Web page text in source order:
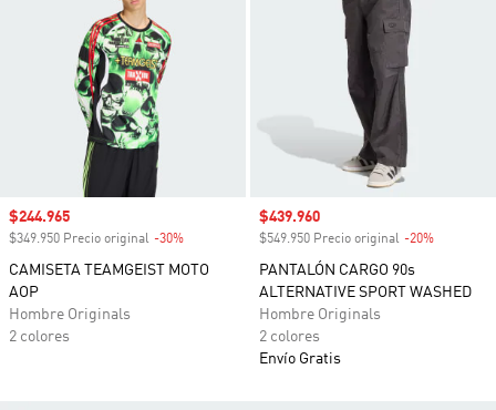
Precio de venta
$244.965
$349.950 Precio original -30%
CAMISETA TEAMGEIST MOTO
AOP
Hombre Originals
2 colores
Precio de venta
$439.960
$549.950 Precio original -20%
PANTALÓN CARGO 90s
ALTERNATIVE SPORT WASHED
Hombre Originals
2 colores
Envío Gratis